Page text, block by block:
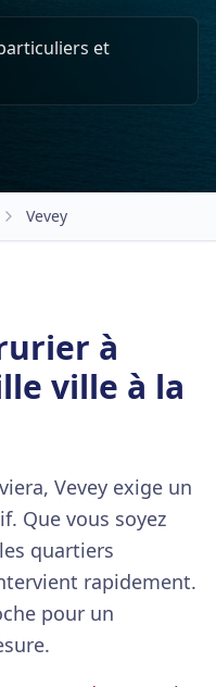
et
Vevey
à
ville à la
Vevey exige un
Que vous soyez
quartiers
rapidement.
pour un